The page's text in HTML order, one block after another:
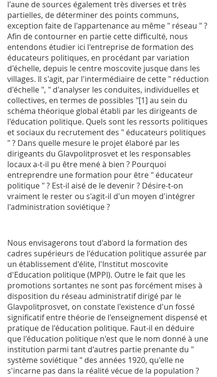
l'aune de sources également très diverses et très
partielles, de déterminer des points communs,
exception faite de l'appartenance au même " réseau " ?
Afin de contourner en partie cette difficulté, nous
entendons étudier ici l'entreprise de formation des
éducateurs politiques, en procédant par variation
d'échelle, depuis le centre moscovite jusque dans les
villages. Il s'agit, par l'intermédiaire de cette " réduction
d'échelle ", " d'analyser les conduites, individuelles et
collectives, en termes de possibles "[1] au sein du
schéma théorique global établi par les dirigeants de
l'éducation politique. Quels sont les ressorts politiques
et sociaux du recrutement des " éducateurs politiques
" ? Dans quelle mesure le projet élaboré par les
dirigeants du Glavpolitprosvet et les responsables
locaux a-t-il pu être mené à bien ? Pourquoi
entreprendre une formation pour être " éducateur
politique " ? Est-il aisé de le devenir ? Désire-t-on
vraiment le rester ou s'agit-il d'un moyen d'intégrer
l'administration soviétique ?
Nous envisagerons tout d'abord la formation des
cadres supérieurs de l'éducation politique assurée par
un établissement d'élite, l'Institut moscovite
d'Education politique (MPPI). Outre le fait que les
promotions sortantes ne sont pas forcément mises à
disposition du réseau administratif dirigé par le
Glavpolitprosvet, on constate l'existence d'un fossé
significatif entre théorie de l'enseignement dispensé et
pratique de l'éducation politique. Faut-il en déduire
que l'éducation politique n'est que le nom donné à une
institution parmi tant d'autres partie prenante du "
système soviétique " des années 1920, qu'elle ne
s'incarne pas dans la réalité vécue de la population ?